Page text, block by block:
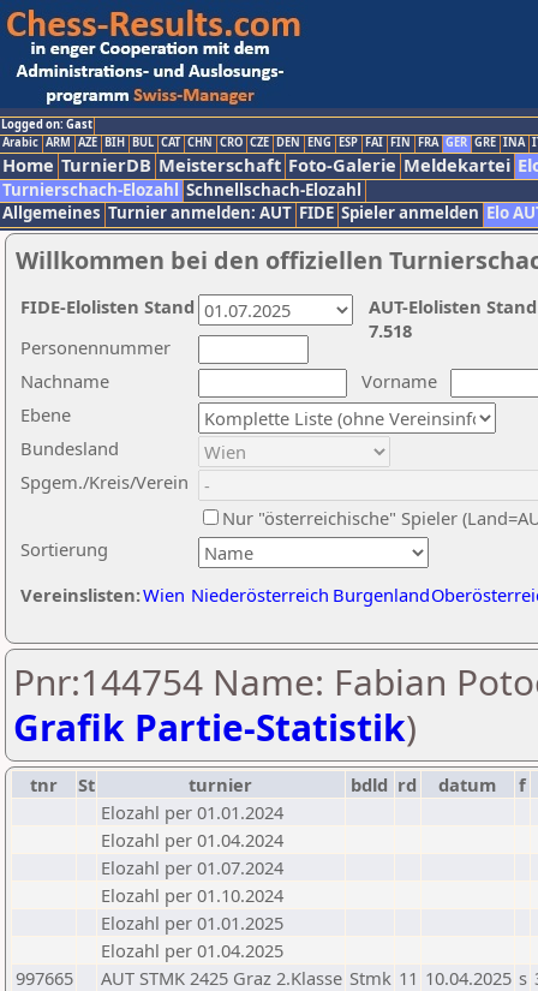
Logged on: Gast
Arabic ARM AZE BIH BUL CAT CHN CRO CZE DEN ENG ESP FAI FIN FRA GER GRE INA
Home TurnierDB Meisterschaft Foto-Galerie Meldekartei
Turnierschach-Elozahl Schnellschach-Elozahl
Allgemeines Turnier anmelden: AUT FIDE Spieler anmelden Elo
Willkommen bei den offiziellen
Nachname
Vorname
Ebene
Sortierung
Personennummer
Bundesland
Spgem./Kreis/Verein
Nur "österreichische" Spieler
Vereinslisten:Wien Niederösterreich Burgenland
AUT-Elolisten
7.518
FIDE-Elolisten Stand
Pnr:144754 Name: Fabian
Grafik Partie-Statistik)
tnr St turnier bdld rd datum f
Elozahl per 01.01.2024
Elozahl per 01.04.2024
Elozahl per 01.07.2024
Elozahl per 01.10.2024
Elozahl per 01.01.2025
Elozahl per 01.04.2025
997665
AUT STMK 2425 Graz 2.Klasse Stmk 11 10.04.2025 s